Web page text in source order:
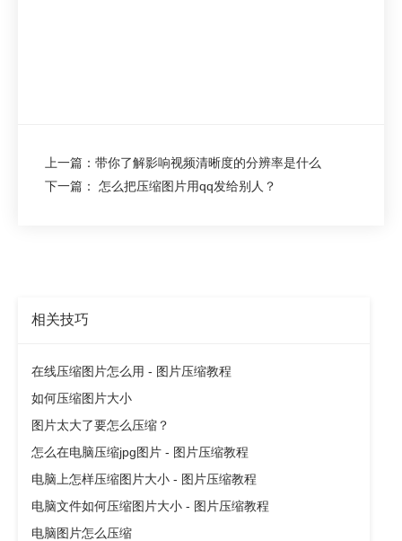
上一篇：带你了解影响视频清晰度的分辨率是什么
下一篇： 怎么把压缩图片用qq发给别人？
相关技巧
在线压缩图片怎么用 - 图片压缩教程
如何压缩图片大小
图片太大了要怎么压缩？
怎么在电脑压缩jpg图片 - 图片压缩教程
电脑上怎样压缩图片大小 - 图片压缩教程
电脑文件如何压缩图片大小 - 图片压缩教程
电脑图片怎么压缩